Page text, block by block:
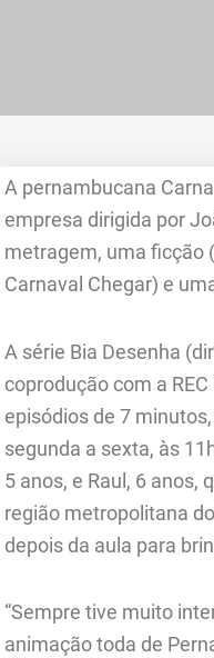
A pernambucana
empresa dirigida por
metragem, uma ficção
Carnaval Chegar) e
A série Bia Desenha
coprodução com a
episódios de 7
segunda a sexta, às
5 anos, e Raul, 6
região metropolitana
depois da aula para
“Sempre tive muito
animação toda de